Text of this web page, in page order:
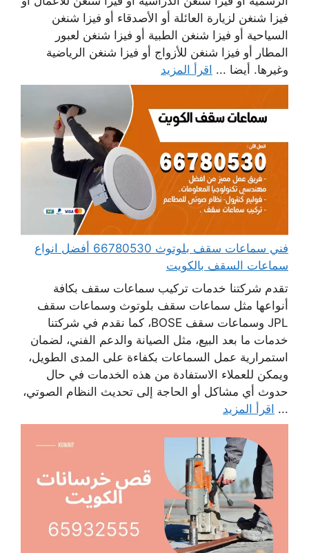
فيزا شنغن لزيارة العائلة أو الأصدقاء أو فيزا شنغن
السياحية أو فيزا شنغن الطبية أو فيزا شنغن لعبور
المطار أو فيزا شنغن للأزواج أو فيزا شنغن الرياضية
وغيرها. أيضا ... اقرأ المزيد
فني سماعات سقف بلوتوث 66780530 أفضل انواع
سماعات السقف بالكويت
تقدم شركتنا خدمات تركيب سماعات سقف بكافة
أنواعها مثل سماعات سقف بلوتوث وسماعات سقف
JPL وسماعات سقف BOSE، كما نقدم في شركتنا
خدمات ما بعد البيع، مثل الصيانة والدعم الفني، لضمان
استمرارية عمل السماعات بكفاءة على المدى الطويل،
ويمكن للعملاء الاستفادة من هذه الخدمات في حال
حدوث أي مشاكل أو الحاجة إلى تحديث النظام الصوتي،
... اقرأ المزيد